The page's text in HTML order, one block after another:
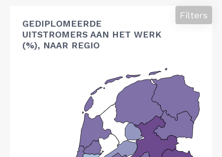
GEDIPLOMEERDE
UITSTROMERS AAN HET WERK
(%), NAAR REGIO
Filters